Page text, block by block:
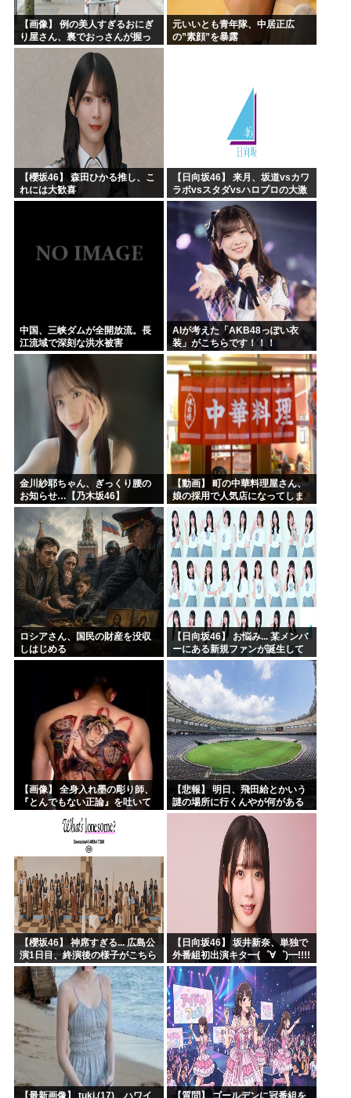
【画像】 例の美人すぎるおにぎ
り屋さん、裏でおっさんが握っ
ていたｗｗｗｗｗｗｗｗｗｗｗ
元いいとも青年隊、中居正広
の”素顔”を暴露
【櫻坂46】 森田ひかる推し、こ
れには大歓喜
【日向坂46】 来月、坂道vsカワ
ラボvsスタダvsハロプロの大激
戦
中国、三峡ダムが全開放流。長
江流域で深刻な洪水被害
AIが考えた「AKB48っぽい衣
装」がこちらです！！！
金川紗耶ちゃん、ぎっくり腰の
お知らせ…【乃木坂46】
【動画】 町の中華料理屋さん、
娘の採用で人気店になってしま
う
ロシアさん、国民の財産を没収
しはじめる
【日向坂46】 お悩み... 某メンバ
ーにある新規ファンが誕生して
いた
【画像】 全身入れ墨の彫り師、
『とんでもない正論』を吐いて
【悲報】 明日、飛田給とかいう
謎の場所に行くんやが何がある
んや????・・・・・・・・・
【櫻坂46】 神席すぎる... 広島公
演1日目、終演後の様子がこちら
【全国ツアー2026 What’s
lonesome?】
【日向坂46】 坂井新奈、単独で
外番組初出演キタ━(゜∀゜)━!!!!
【最新画像】 tuki.(17)、ハワイ 【質問】 ゴールデンに冠番組を